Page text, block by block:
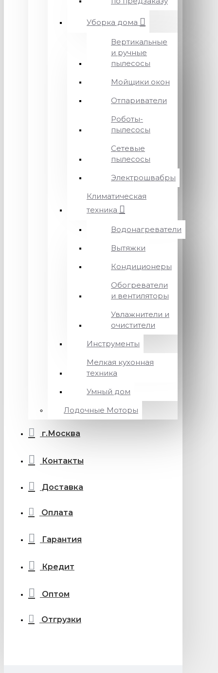
Уборка дома
Вертикальные
и ручные
пылесосы
Мойщики окон
Отпариватели
Роботы-
пылесосы
Сетевые
пылесосы
Электрошвабры
Климатическая
техника
Водонагреватели
Вытяжки
Кондиционеры
Обогреватели
и вентиляторы
Увлажнители и
очистители
Инструменты
Мелкая кухонная
техника
Умный дом
Лодочные Моторы
г.Москва
Контакты
Доставка
Оплата
Гарантия
Кредит
Оптом
Отгрузки